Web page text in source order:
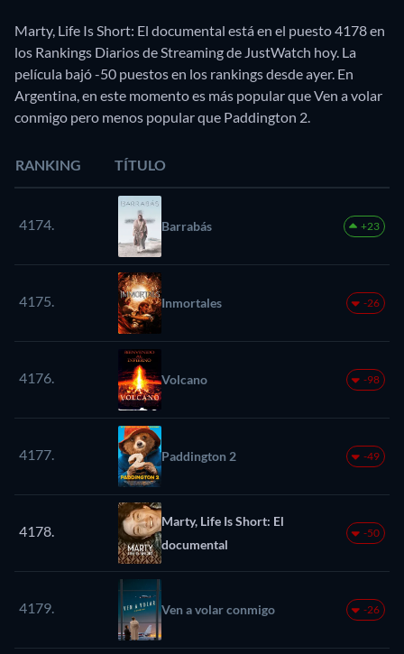
Marty, Life Is Short: El documental está en el puesto 4178 en
los Rankings Diarios de Streaming de JustWatch hoy. La
película bajó -50 puestos en los rankings desde ayer. En
Argentina, en este momento es más popular que Ven a volar
conmigo pero menos popular que Paddington 2.
RANKING TÍTULO
4174. Barrabás +23
4175. Inmortales -26
4176. Volcano -98
4177. Paddington 2 -49
4178.
Marty, Life Is Short: El
documental
-50
4179. Ven a volar conmigo -26